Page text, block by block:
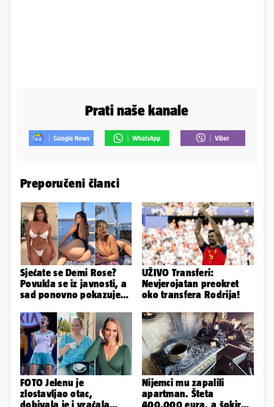
Prati naše kanale
Preporučeni članci
Sjećate se Demi Rose?
Povukla se iz javnosti, a
sad ponovno pokazuje
UŽIVO Transferi:
Nevjerojatan preokret
oko transfera Rodrija!
FOTO Jelenu je
zlostavljao otac,
dobivala je i vraćala
Nijemci mu zapalili
apartman. Šteta
400.000 eura, a šokirao